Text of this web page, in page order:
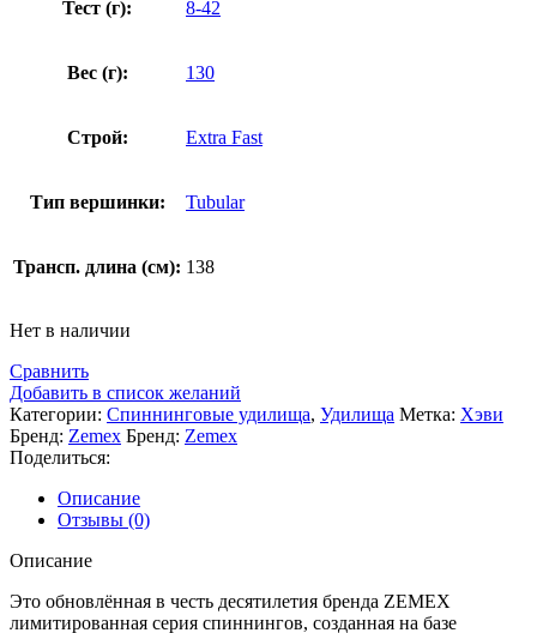
Тест (г): 8-42
Вес (г): 130
Строй: Extra Fast
Тип вершинки: Tubular
Трансп. длина (см): 138
Нет в наличии
Сравнить
Добавить в список желаний
Категории: Спиннинговые удилища, Удилища Метка: Хэви
Бренд: Zemex Бренд: Zemex
Поделиться:
Описание
Отзывы (0)
Описание
Это обновлённая в честь десятилетия бренда ZEMEX
лимитированная серия спиннингов, созданная на базе